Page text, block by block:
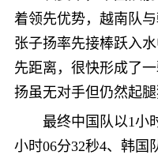
着领先优势，越南队
张子扬率先接棒跃入
先距离，很快形成了
扬虽无对手但仍然起腿
最终中国队以1小
小时06分32秒4、韩国